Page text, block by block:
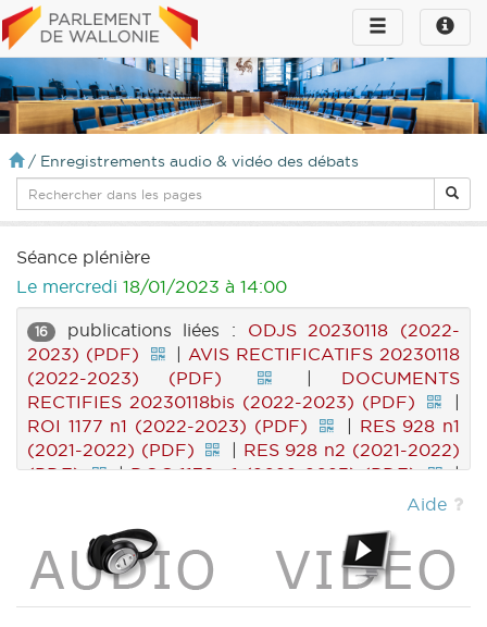
Toggle
infos
Toggle
navigation
/ Enregistrements audio & vidéo des débats
Séance plénière
Le mercredi 18/01/2023 à 14:00
16 publications liées : ODJS 20230118 (2022-
2023) (PDF)
|AVIS RECTIFICATIFS 20230118
(2022-2023) (PDF)
| DOCUMENTS
RECTIFIES 20230118bis (2022-2023) (PDF)
|
ROI 1177 n1 (2022-2023) (PDF)
| RES 928 n1
(2021-2022) (PDF)
| RES 928 n2 (2021-2022)
(PDF)
|DOC 1179 n1 (2022-2023) (PDF)
|
MOTION
(2022-2023) (PDF)
MOTION 1176 n2 (2022-
2023) (PDF)
| QA 9 (2022-2023) (PDF)
|
QU 9 (2022-2023) (PDF)
|CRI 9 (2022-2023)
Aide